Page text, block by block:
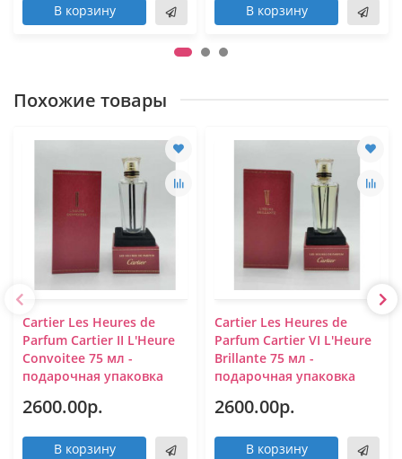
В корзину В корзину
Похожие товары
Cartier Les Heures de
Parfum Cartier II L'Heure
Convoitee 75 мл -
подарочная упаковка
2600.00р.
В корзину
Cartier Les Heures de
Parfum Cartier VI L'Heure
Brillante 75 мл -
подарочная упаковка
2600.00р.
В корзину